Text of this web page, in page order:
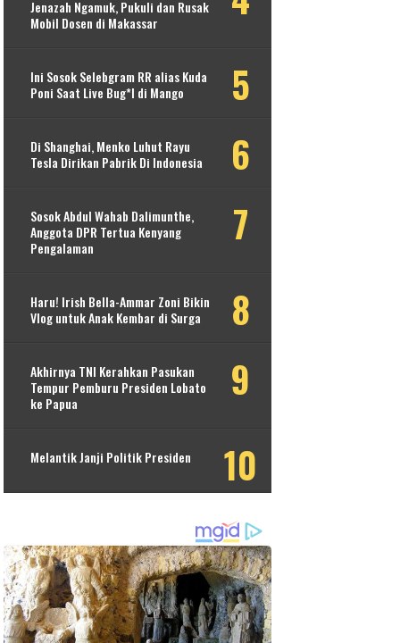
Jenazah Ngamuk, Pukuli dan Rusak
Mobil Dosen di Makassar
Ini Sosok Selebgram RR alias Kuda
Poni Saat Live Bug*l di Mango
Di Shanghai, Menko Luhut Rayu
Tesla Dirikan Pabrik Di Indonesia
Sosok Abdul Wahab Dalimunthe,
Anggota DPR Tertua Kenyang
Pengalaman
Haru! Irish Bella-Ammar Zoni Bikin
Vlog untuk Anak Kembar di Surga
Akhirnya TNI Kerahkan Pasukan
Tempur Pemburu Presiden Lobato
ke Papua
Melantik Janji Politik Presiden